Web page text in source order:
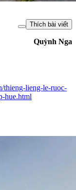
Thích bài viết
Quỳnh Nga
thieng-lieng-le-ruoc-
hue.html